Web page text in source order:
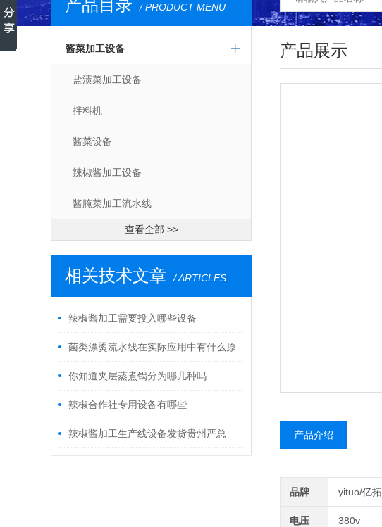
产品目录 / PRODUCT MENU
酱菜加工设备
盐渍菜加工设备
拌料机
酱菜设备
辣椒酱加工设备
酱腌菜加工流水线
查看全部 >>
相关技术文章 / ARTICLES
辣椒酱加工需要投入哪些设备
菌类漂烫流水线在实际应用中有什么原
理优势
你知道夹层蒸煮锅分为哪几种吗
辣椒合作社专用设备有哪些
辣椒酱加工生产线设备发货贵州严总
产品展示
产品介绍
品牌 yituo/亿拓
电压 380v